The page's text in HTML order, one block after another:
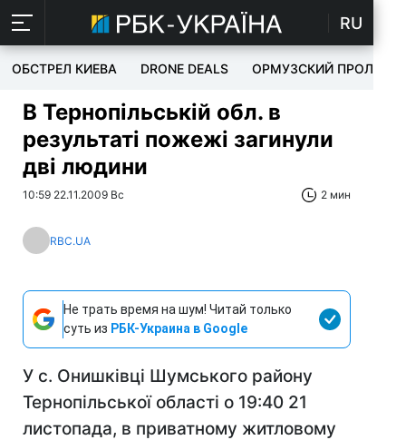
RU
ОБСТРЕЛ КИЕВА DRONE DEALS ОРМУЗСКИЙ ПРОЛИВ
В Тернопільській обл. в
результаті пожежі загинули
дві людини
10:59 22.11.2009 Вс 2 мин
RBC.UA
Не трать время на шум! Читай только
суть из РБК-Украина в Google
У с. Онишківці Шумського району
Тернопільської області о 19:40 21
листопада, в приватному житловому